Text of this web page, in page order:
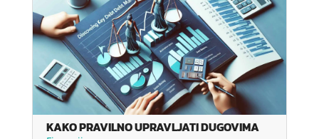
KAKO PRAVILNO UPRAVLJATI DUGOVIMA